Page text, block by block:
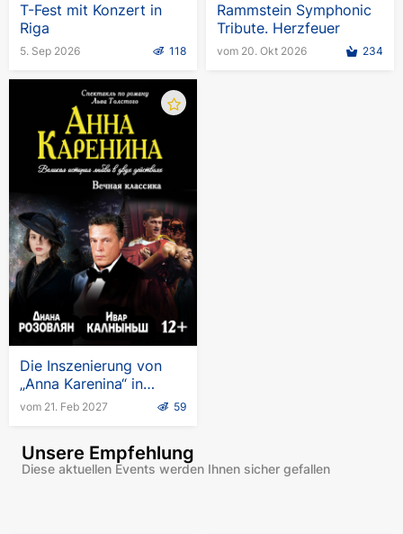
T-Fest mit Konzert in
Riga
5. Sep 2026 118
Rammstein Symphonic
Tribute. Herzfeuer
vom 20. Okt 2026 234
Die Inszenierung von
„Anna Karenina“ in
Deutschland
vom 21. Feb 2027 59
Unsere Empfehlung
Diese aktuellen Events werden Ihnen sicher gefallen